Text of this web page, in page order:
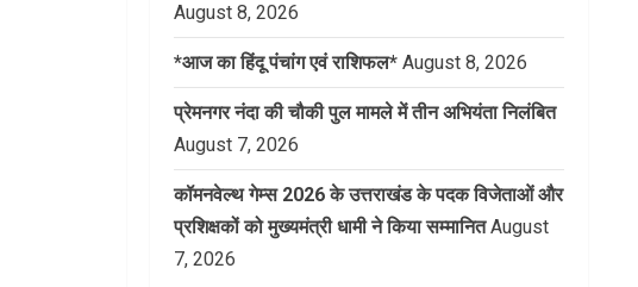
August 8, 2026
*आज का हिंदू पंचांग एवं राशिफल* August 8, 2026
प्रेमनगर नंदा की चौकी पुल मामले में तीन अभियंता निलंबित
August 7, 2026
कॉमनवेल्थ गेम्स 2026 के उत्तराखंड के पदक विजेताओं और
प्रशिक्षकों को मुख्यमंत्री धामी ने किया सम्मानित August
7, 2026